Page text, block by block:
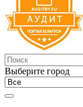
Выберите город